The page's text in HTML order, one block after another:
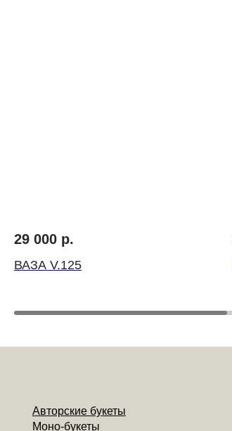
29 000 р.
ВАЗА V.125
Шляпные коробки с цветами
Свадебные букеты